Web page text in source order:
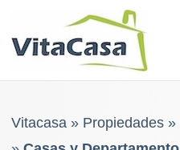
Vitacasa» Propiedades»